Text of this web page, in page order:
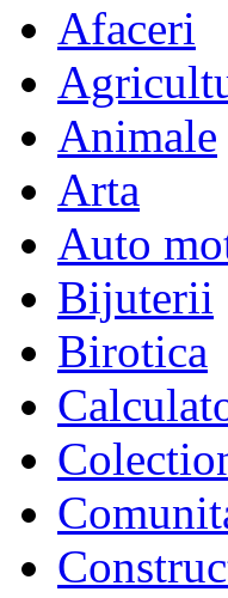
Afaceri
Animale
Arta
Auto
Bijuterii
Birotica